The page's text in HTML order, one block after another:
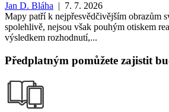
Jan D. Bláha | 7. 7. 2026
Mapy patří k nejpřesvědčivějším obrazům
spolehlivě, nejsou však pouhým otiskem
výsledkem rozhodnutí,...
Předplatným pomůžete zajistit